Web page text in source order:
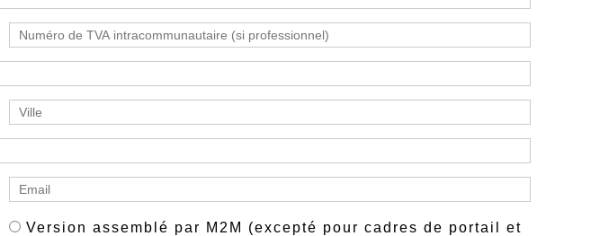
Version assemblé par M2M (excepté pour cadres de portail et